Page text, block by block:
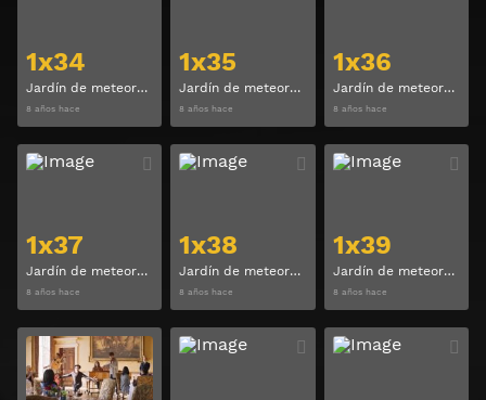
1x34
Jardín de meteoros (Meteor Garden) Temporada 1 Capitulo 34
8 años hace
1x35
Jardín de meteoros (Meteor Garden) Temporada 1 Capitulo 35
8 años hace
1x36
Jardín de meteoros (Meteor Garden) Temporada 1 Capitulo 36
8 años hace
1x37
Jardín de meteoros (Meteor Garden) Temporada 1 Capitulo 37
8 años hace
Ver
1x38
Jardín de meteoros (Meteor Garden) Temporada 1 Capitulo 38
8 años hace
Ver
1x39
Jardín de meteoros (Meteor Garden) Temporada 1 Capitulo 39
8 años hace
Ver Ver